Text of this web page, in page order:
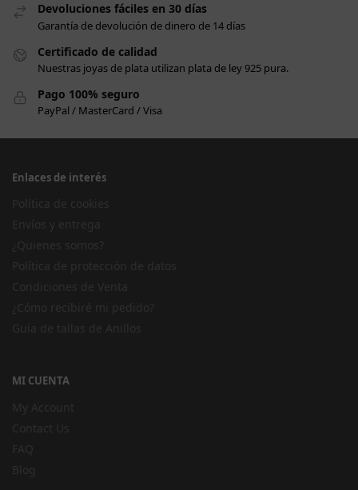
Devoluciones fáciles en 30 días
Garantía de devolución de dinero de 14 días
Certificado de calidad
Nuestras joyas de plata utilizan plata de ley 925 pura.
Pago 100% seguro
PayPal / MasterCard / Visa
Enlaces de interés
MI CUENTA